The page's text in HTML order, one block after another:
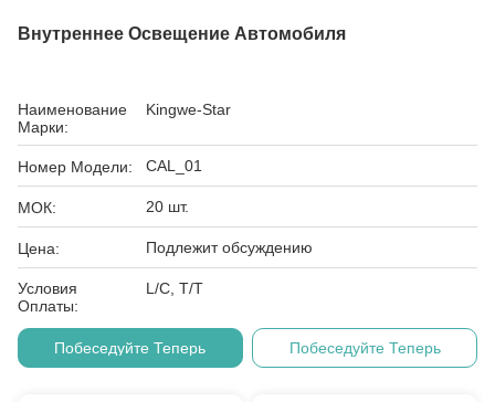
Внутреннее Освещение Автомобиля
Наименование
Марки:
Kingwe-Star
Номер Модели: CAL_01
МОК: 20 шт.
Цена: Подлежит обсуждению
Условия
Оплаты:
L/C, T/T
Побеседуйте Теперь Побеседуйте Теперь